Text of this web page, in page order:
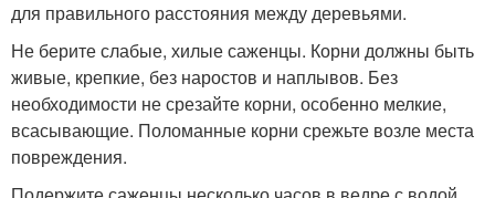
для правильного расстояния между деревьями.
Не берите слабые, хилые саженцы. Корни должны быть
живые, крепкие, без наростов и наплывов. Без
необходимости не срезайте корни, особенно мелкие,
всасывающие. Поломанные корни срежьте возле места
повреждения.